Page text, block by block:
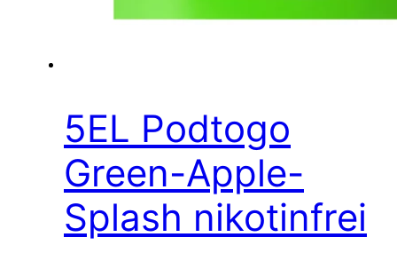
5EL Podtogo
Green-Apple-
Splash nikotinfrei